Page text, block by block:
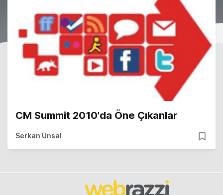
CM Summit 2010'da Öne Çıkanlar
Serkan Ünsal